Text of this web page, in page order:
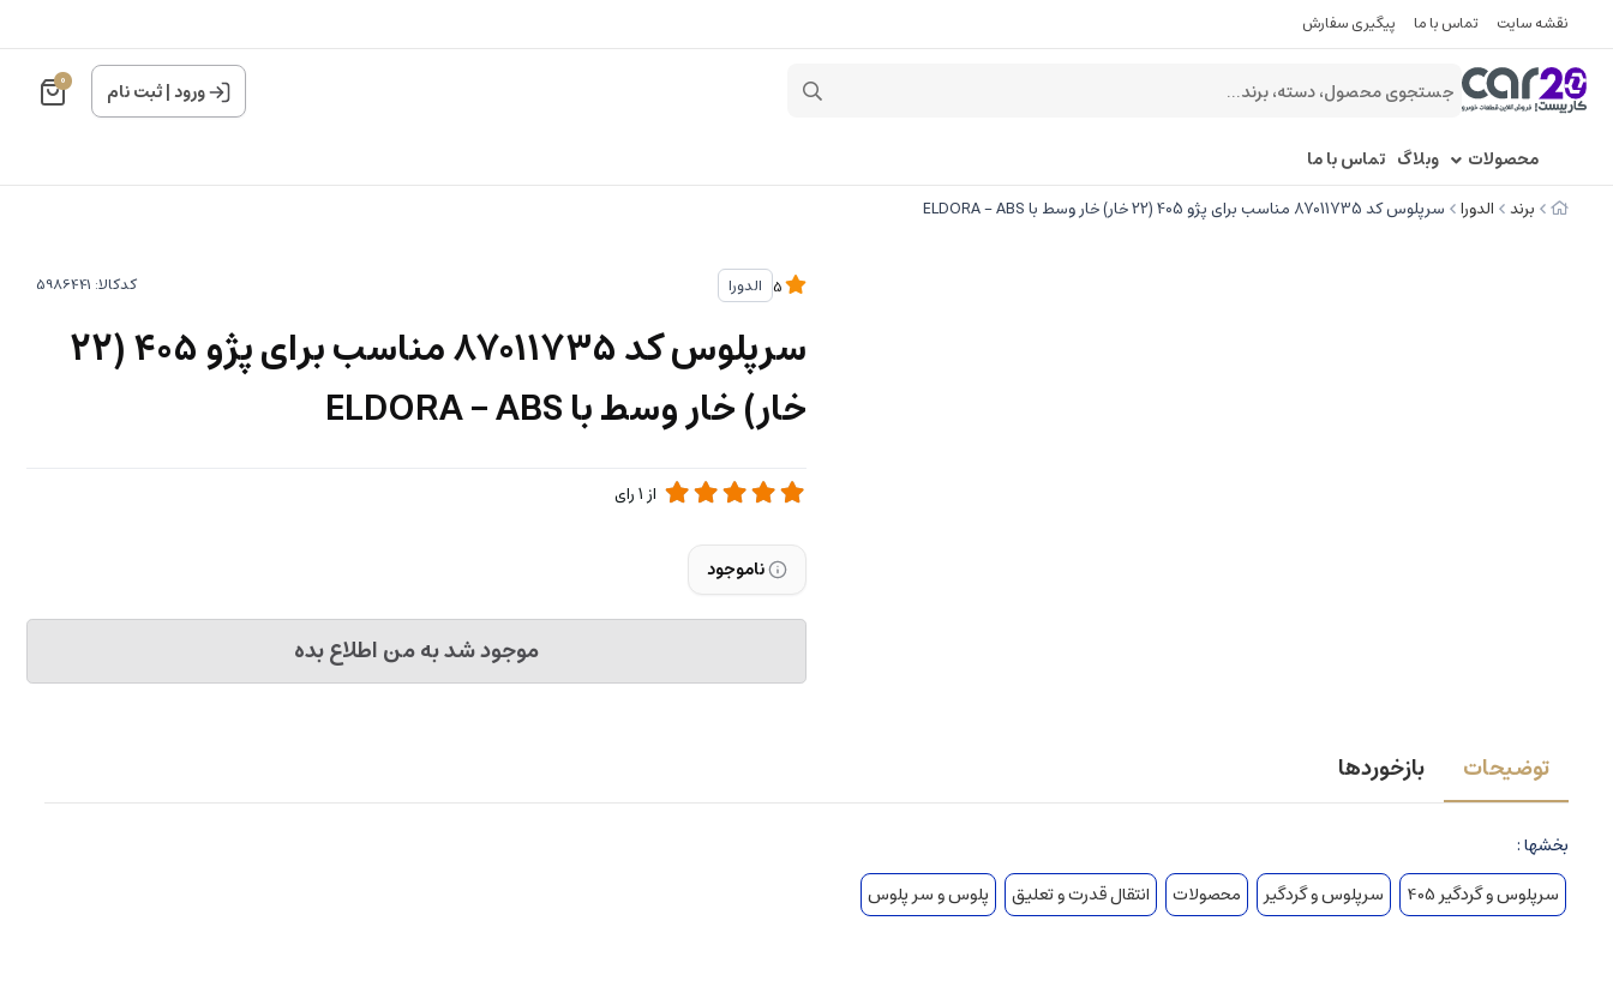
نقشه سایت تماس با ما پیگیری سفارش
ورود|ثبت نام 0
محصولات وبلاگ تماس با ما
برند الدورا سرپلوس کد 87011735 مناسب برای پژو 405 (22 خار) خار وسط با ELDORA - ABS
الدورا کدکالا:
سرپلوس کد 87011735 مناسب برای پژو 405 (22
خار) خار وسط با ELDORA - ABS
از1رای
ناموجود
موجود شد به من اطلاع بده
توضیحات بازخوردها
بخشها :
سرپلوس و گردگیر 405
سرپلوس و گردگیر محصولات انتقال قدرت و تعلیق پلوس و سر پلوس